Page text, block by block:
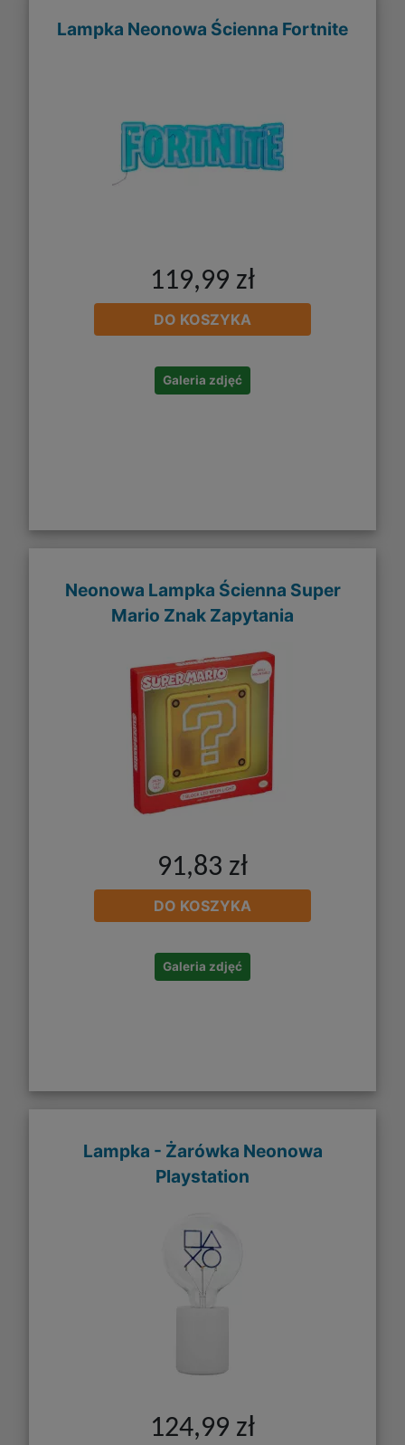
Lampka Neonowa Ścienna Fortnite
119,99 zł
DO KOSZYKA
Galeria zdjęć
Neonowa Lampka Ścienna Super
Mario Znak Zapytania
91,83 zł
DO KOSZYKA
Galeria zdjęć
Lampka - Żarówka Neonowa
Playstation
124,99 zł